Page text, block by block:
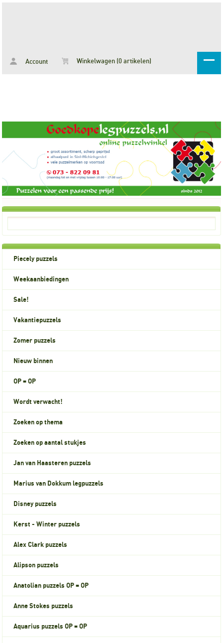
Account Winkelwagen (0 artikelen)
Piecely puzzels
Weekaanbiedingen
Sale!
Vakantiepuzzels
Zomer puzzels
Nieuw binnen
OP = OP
Wordt verwacht!
Zoeken op thema
Zoeken op aantal stukjes
Jan van Haasteren puzzels
Marius van Dokkum legpuzzels
Disney puzzels
Kerst - Winter puzzels
Alex Clark puzzels
Alipson puzzels
Anatolian puzzels OP = OP
Anne Stokes puzzels
Aquarius puzzels OP = OP